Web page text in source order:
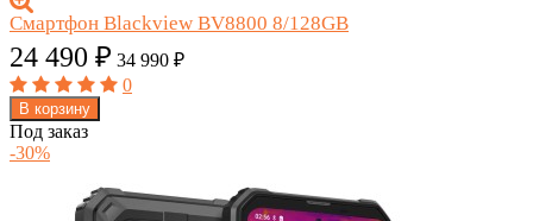
Смартфон Blackview BV8800 8/128GB
24 490 ₽ 34 990 ₽
0
В корзину
Под заказ
-30%